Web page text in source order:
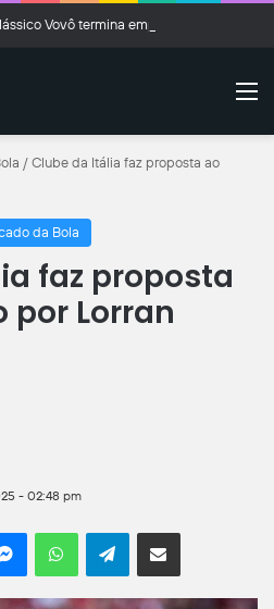
/ Clube da Itália faz proposta ao
da Bola
faz proposta
por Lorran
- 02:48 pm
MessengerWhatsAppTelegramCompartilhar por e-mail